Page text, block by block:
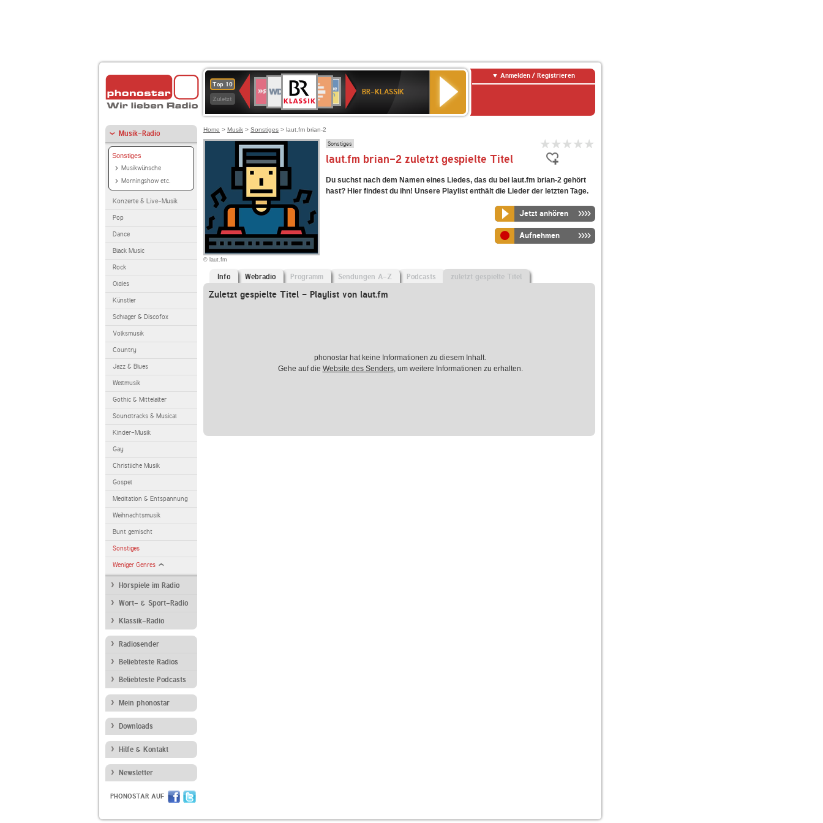
Top 10
Zuletzt
Deutschlandfunk
80er
90er
OLDIE
ANTENNE
4
BR-
KLASSIK
Deutschlandfunk
Kultur
ANTENNE
BAYERN
SWR
Kultur
NDR
2
BR-KLASSIK
Anmelden / Registrieren
Musik-Radio
Sonstiges
Musikwünsche
Morningshow etc.
Konzerte & Live-Musik
Pop
Dance
Black Music
Rock
Oldies
Künstler
Schlager & Discofox
Volksmusik
Country
Jazz & Blues
Weltmusik
Gothic & Mittelalter
Soundtracks & Musical
Kinder-Musik
Gay
Christliche Musik
Gospel
Meditation & Entspannung
Weihnachtsmusik
Bunt gemischt
Sonstiges
Weniger Genres
Hörspiele im Radio
Wort- & Sport-Radio
Klassik-Radio
Radiosender
Beliebteste Radios
Beliebteste Podcasts
Mein phonostar
Downloads
Hilfe & Kontakt
Newsletter
PHONOSTAR AUF
Home > Musik > Sonstiges > laut.fm brian-2
© laut.fm
Sonstiges
laut.fm brian-2 zuletzt gespielte Titel
Du suchst nach dem Namen eines Liedes, das du bei laut.fm brian-2 gehört
hast? Hier findest du ihn! Unsere Playlist enthält die Lieder der letzten Tage.
Jetzt anhören
Aufnehmen
Info Webradio Programm Sendungen A-Z Podcasts zuletzt gespielte Titel
Zuletzt gespielte Titel - Playlist von laut.fm
phonostar hat keine Informationen zu diesem Inhalt.
Gehe auf die Website des Senders, um weitere Informationen zu erhalten.